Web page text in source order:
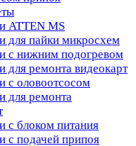
ATTEN MS
для пайки микросхем
с нижним подогревом
для ремонта видеокарт
с оловоотсосом
для ремонта
с блоком питания
с подачей припоя